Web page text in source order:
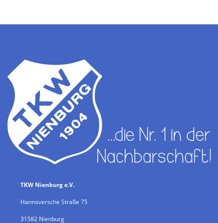
TKW Nienburg e.V.
Hannoversche Straße 75
31582 Nienburg